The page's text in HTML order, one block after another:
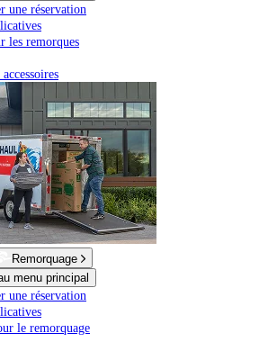
une réservation
les remorques
Remorquage
menu principal
une réservation
le remorquage